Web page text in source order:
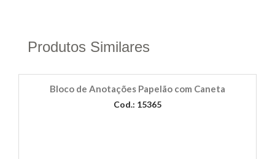
Produtos Similares
Bloco de Anotações Papelão com Caneta
Cod.: 15365